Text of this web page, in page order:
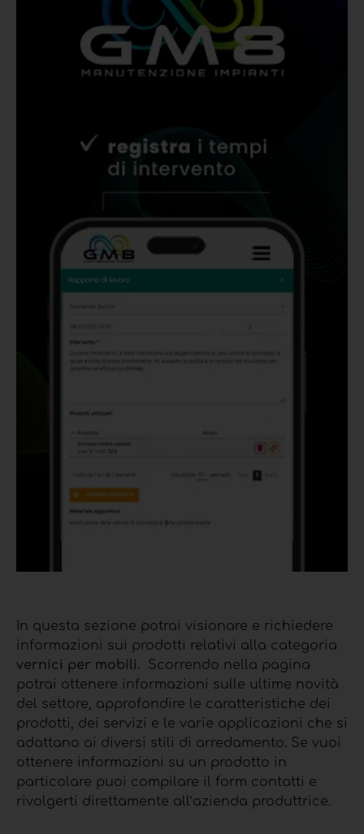
In questa sezione potrai visionare e richiedere
informazioni sui prodotti relativi alla categoria
vernici per mobili.
Scorrendo nella pagina
potrai ottenere informazioni sulle ultime novità
del settore, approfondire le caratteristiche dei
prodotti, dei servizi e le varie applicazioni che si
adattano ai diversi stili di arredamento. Se vuoi
ottenere informazioni su un prodotto in
particolare puoi compilare il form contatti e
rivolgerti direttamente all’azienda produttrice.